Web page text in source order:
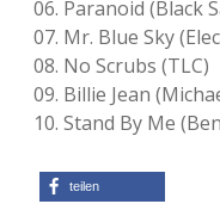
06. Paranoid (Black
07. Mr. Blue Sky
08. No Scrubs (TLC)
09. Billie Jean
10. Stand By Me
teilen